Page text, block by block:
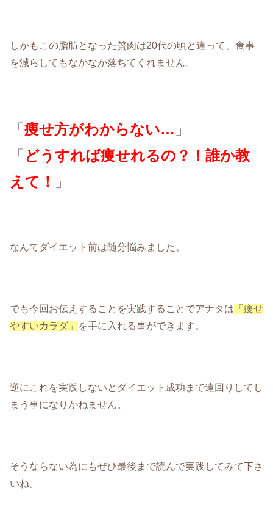
しかもこの脂肪となった贅肉は20代の頃と違って、食事
を減らしてもなかなか落ちてくれません。
「痩せ方がわからない… 」
「どうすれば痩せれるの？！誰か教
えて！
」
なんてダイエット前は随分悩みました。
でも今回お伝えすることを実践することでアナタは 「痩せ
やすいカラダ」
を手に入れる事ができます。
逆にこれを実践しないとダイエット成功まで遠回りしてし
まう事になりかねません。
そうならない為にもぜひ最後まで読んで実践してみて下さ
いね。